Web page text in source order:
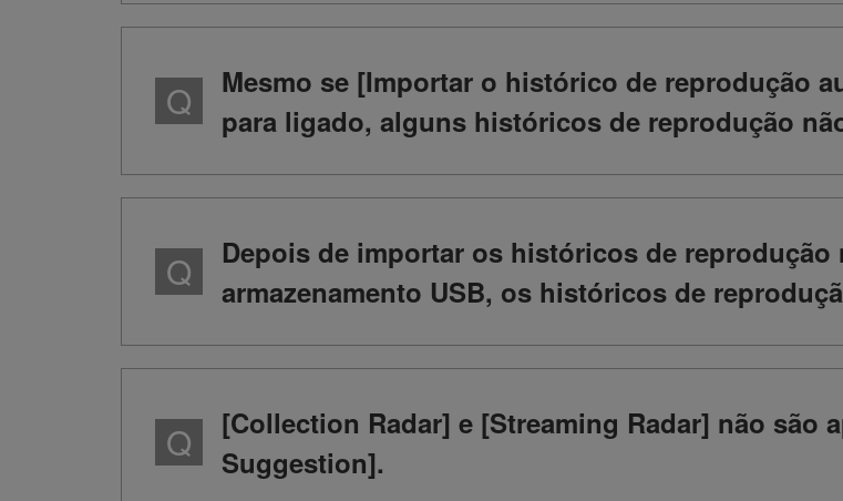
Mesmo se [Importar o histórico de reprodução
para ligado, alguns históricos de reprodução
Depois de importar os históricos de
armazenamento USB, os históricos de
[Collection Radar] e [Streaming Radar] não são
Suggestion].